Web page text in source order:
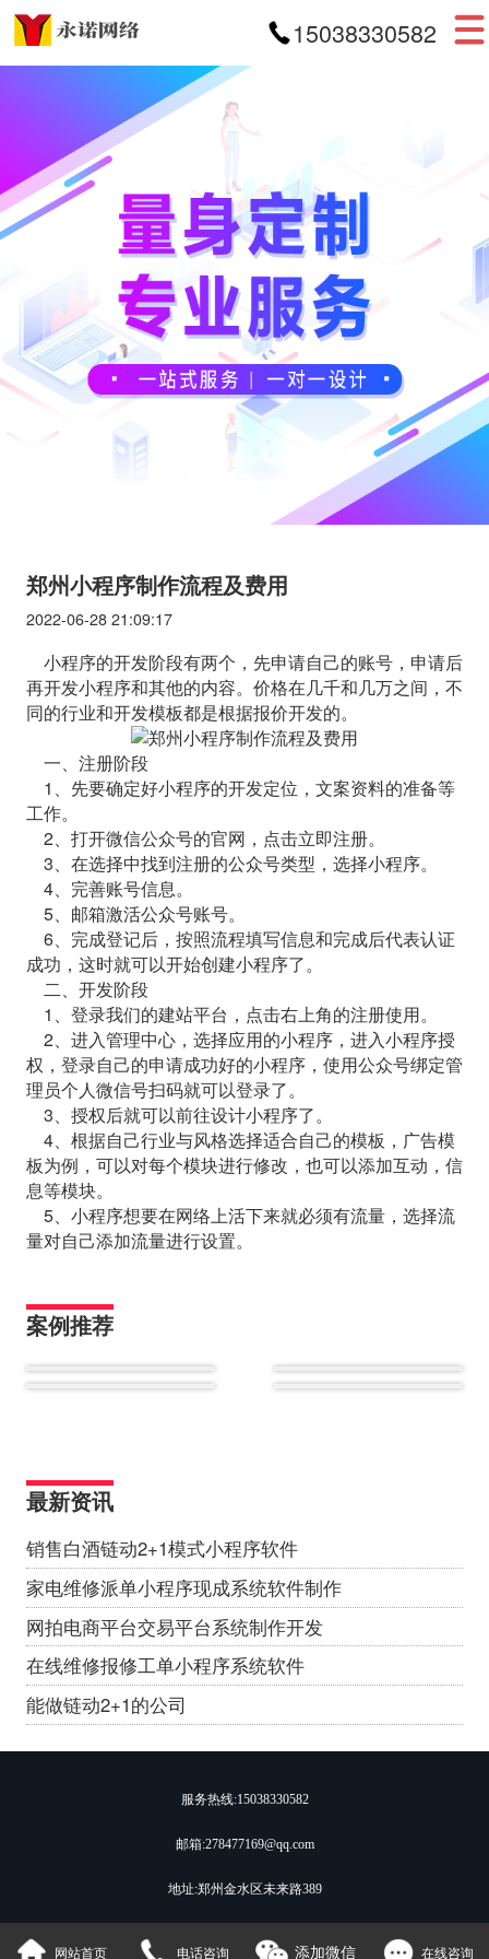
15038330582
首页
APP开发
小程序开发
案例展示
新闻资讯
关于我们
郑州小程序制作流程及费用
2022-06-28 21:09:17
小程序的开发阶段有两个，先申请自己的账号，申请后
再开发小程序和其他的内容。价格在几千和几万之间，不
同的行业和开发模板都是根据报价开发的。
一、注册阶段
1、先要确定好小程序的开发定位，文案资料的准备等
工作。
2、打开微信公众号的官网，点击立即注册。
3、在选择中找到注册的公众号类型，选择小程序。
4、完善账号信息。
5、邮箱激活公众号账号。
6、完成登记后，按照流程填写信息和完成后代表认证
成功，这时就可以开始创建小程序了。
二、开发阶段
1、登录我们的建站平台，点击右上角的注册使用。
2、进入管理中心，选择应用的小程序，进入小程序授
权，登录自己的申请成功好的小程序，使用公众号绑定管
理员个人微信号扫码就可以登录了。
3、授权后就可以前往设计小程序了。
4、根据自己行业与风格选择适合自己的模板，广告模
板为例，可以对每个模块进行修改，也可以添加互动，信
息等模块。
5、小程序想要在网络上活下来就必须有流量，选择流
量对自己添加流量进行设置。
案例推荐
最新资讯
销售白酒链动2+1模式小程序软件
家电维修派单小程序现成系统软件制作
网拍电商平台交易平台系统制作开发
在线维修报修工单小程序系统软件
能做链动2+1的公司
服务热线:15038330582
邮箱:278477169@qq.com
地址:郑州金水区未来路389
网站首页 电话咨询 添加微信 在线咨询